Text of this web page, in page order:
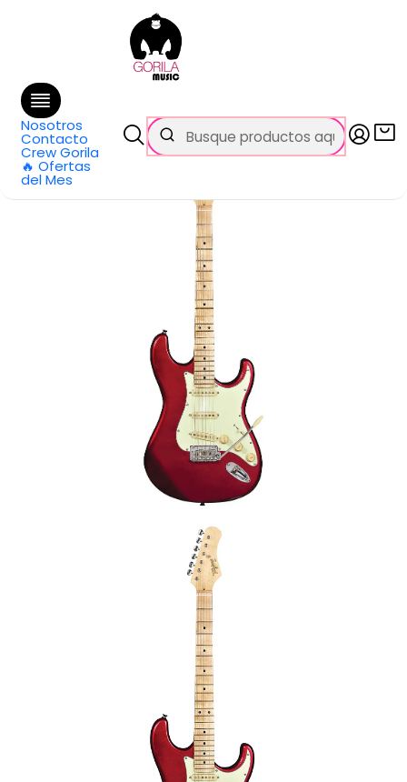
Nosotros
Contacto
Crew Gorila
🔥 Ofertas
del Mes
GRATIS
en Santiago y $99.990 en Regiones
Categorías
Guitarra Eléctrica Roja/Mint T-635 MR-L/MG Tagima